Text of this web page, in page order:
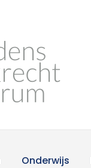
Onderwijs